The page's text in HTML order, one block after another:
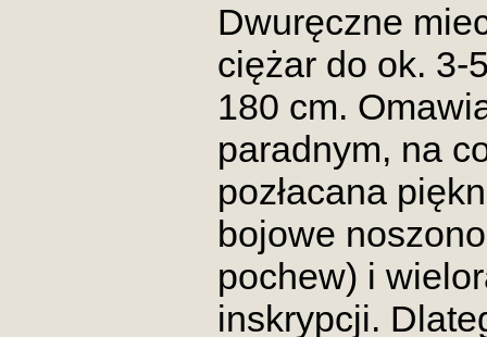
Dwuręczne
ciężar do ok. 3-
180 cm.
paradnym, na
pozłacana
bojowe
pochew) i
inskrypcji.